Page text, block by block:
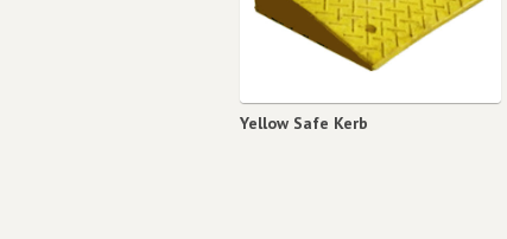
Yellow Safe Kerb